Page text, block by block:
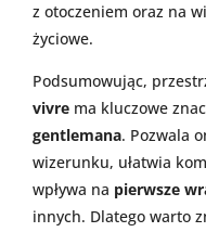
z otoczeniem oraz na
życiowe.
Podsumowując,
vivre ma kluczowe
gentlemana. Pozwala
wizerunku, ułatwia
wpływa na pierwsze
innych. Dlatego warto